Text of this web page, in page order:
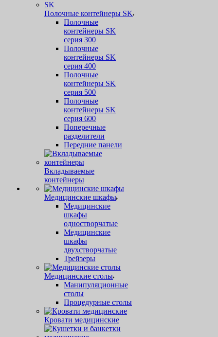
Полочные контейнеры SK
Полочные
контейнеры SK
серия 300
Полочные
контейнеры SK
серия 400
Полочные
контейнеры SK
серия 500
Полочные
контейнеры SK
серия 600
Поперечные
разделители
Передние панели
Вкладываемые
контейнеры
Медицинские шкафы
Медицинские
шкафы
одностворчатые
Медицинские
шкафы
двухстворчатые
Трейзеры
Медицинские столы
Манипуляционные
столы
Процедурные столы
Кровати медицинские